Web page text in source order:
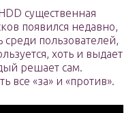
существенная
появился недавно,
среди пользователей,
хоть и выдает
решает сам.
все «за» и «против».